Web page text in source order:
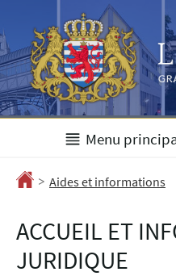
à
la
navigation
au
contenu
Menu
Accueil
> Aides et informations
ACCUEIL ET
JURIDIQUE